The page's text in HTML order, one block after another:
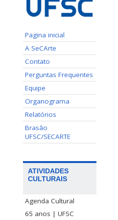
Pagina inicial
A SeCArte
Contato
Perguntas Frequentes
Equipe
Organograma
Relatórios
Brasão
UFSC/SECARTE
ATIVIDADES
CULTURAIS
Agenda Cultural
65 anos | UFSC